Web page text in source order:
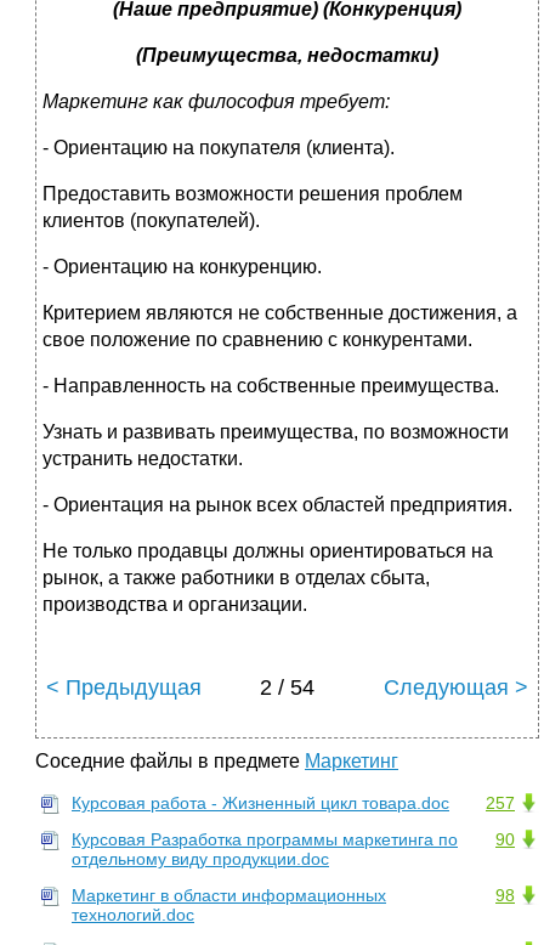
(Наше предприятие) (Конкуренция)
(Преимущества, недостатки)
Маркетинг как философия требует:
- Ориентацию на покупателя (клиента).
Предоставить возможности решения проблем
клиентов (покупателей).
- Ориентацию на конкуренцию.
Критерием являются не собственные достижения, а
свое положение по сравнению с конкурентами.
- Направленность на собственные преимущества.
Узнать и развивать преимущества, по возможности
устранить недостатки.
- Ориентация на рынок всех областей предприятия.
Не только продавцы должны ориентироваться на
рынок, а также работники в отделах сбыта,
производства и организации.
< Предыдущая 2 / 54 Следующая >
Соседние файлы в предмете Маркетинг
257
Курсовая работа - Жизненный цикл товара.doc
90
Курсовая Разработка программы маркетинга по
отдельному виду продукции.doc
98
Маркетинг в области информационных
технологий.doc